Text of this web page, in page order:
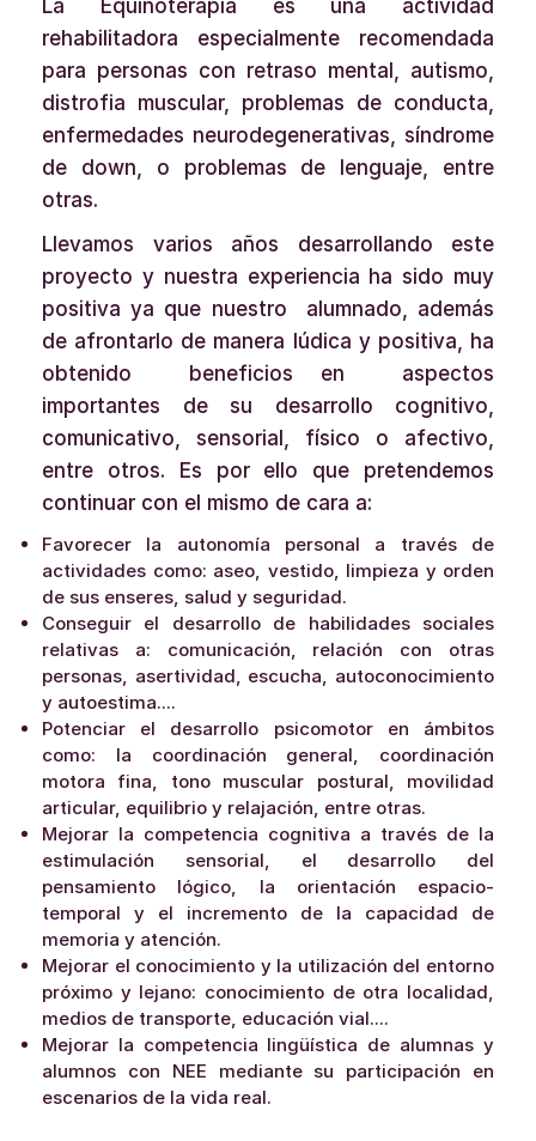
La Equinoterapia es una actividad
rehabilitadora especialmente recomendada
para personas con retraso mental, autismo,
distrofia muscular, problemas de conducta,
enfermedades neurodegenerativas, síndrome
de down, o problemas de lenguaje, ­­­­­­entre
otras.
Llevamos varios años desarrollando este
proyecto y nuestra experiencia ha sido muy
positiva ya que nuestro alumnado, además
de afrontarlo de manera lúdica y positiva, ha
obtenido beneficios en aspectos
importantes de su desarrollo cognitivo,
comunicativo, sensorial, físico o afectivo,
entre otros. Es por ello que pretendemos
continuar con el mismo de cara a:
Favorecer la autonomía personal a través de
actividades como: aseo, vestido, limpieza y orden
de sus enseres, salud y seguridad.
Conseguir el desarrollo de habilidades sociales
relativas a: comunicación, relación con otras
personas, asertividad, escucha, autoconocimiento
y autoestima....
Potenciar el desarrollo psicomotor en ámbitos
como: la coordinación general, coordinación
motora fina, tono muscular postural, movilidad
articular, equilibrio y relajación, entre otras.
Mejorar la competencia cognitiva a través de la
estimulación sensorial, el desarrollo del
pensamiento lógico, la orientación espacio-
temporal y el incremento de la capacidad de
memoria y atención.
Mejorar el conocimiento y la utilización del entorno
próximo y lejano: conocimiento de otra localidad,
medios de transporte, educación vial....
Mejorar la competencia lingüística de alumnas y
alumnos con NEE mediante su participación en
escenarios de la vida real.